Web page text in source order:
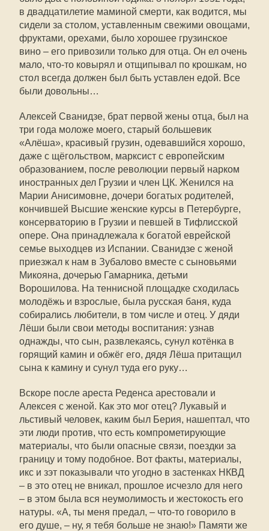
в двадцатилетие маминой смерти, как водится, мы
сидели за столом, уставленным свежими овощами,
фруктами, орехами, было хорошее грузинское
вино – его привозили только для отца. Он ел очень
мало, что-то ковырял и отщипывал по крошкам, но
стол всегда должен был быть уставлен едой. Все
были довольны…
Алексей Сванидзе, брат первой жены отца, был на
три года моложе моего, старый большевик
«Алёша», красивый грузин, одевавшийся хорошо,
даже с щёгольством, марксист с европейским
образованием, после революции первый нарком
иностранных дел Грузии и член ЦК. Женился на
Марии Анисимовне, дочери богатых родителей,
кончившей Высшие женские курсы в Петербурге,
консерваторию в Грузии и певшей в Тифлисской
опере. Она принадлежала к богатой еврейской
семье выходцев из Испании. Сванидзе с женой
приезжал к нам в Зубалово вместе с сыновьями
Микояна, дочерью Гамарника, детьми
Ворошилова. На теннисной площадке сходилась
молодёжь и взрослые, была русская баня, куда
собирались любители, в том числе и отец. У дяди
Лёши были свои методы воспитания: узнав
однажды, что сын, развлекаясь, сунул котёнка в
горящий камин и обжёг его, дядя Лёша притащил
сына к камину и сунул туда его руку…
Вскоре после ареста Реденса арестовали и
Алексея с женой. Как это мог отец? Лукавый и
льстивый человек, каким был Берия, нашептал, что
эти люди против, что есть компрометирующие
материалы, что были опасные связи, поездки за
границу и тому подобное. Вот факты, материалы,
икс и зэт показывали что угодно в застенках НКВД
– в это отец не вникал, прошлое исчезло для него
– в этом была вся неумолимость и жестокость его
натуры. «А, ты меня предал, – что-то говорило в
его душе, – ну, я тебя больше не знаю!» Памяти же